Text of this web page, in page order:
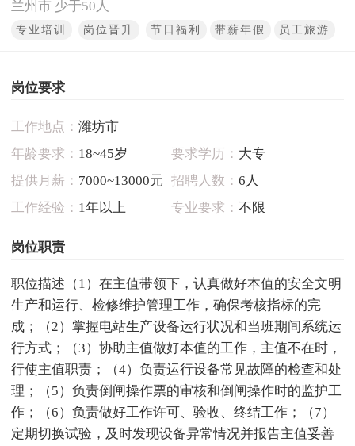
兰州市 少于50人
专业培训 岗位晋升 节日福利 带薪年假 员工旅游
岗位要求
工作地点： 潍坊市
年龄要求： 18~45岁 要求学历： 大专
提供月薪： 7000~13000元 招聘人数： 6人
工作经验： 1年以上 专业要求： 不限
岗位职责
职位描述（1）在主值带领下，认真做好本值的安全文明
生产和运行、检修维护管理工作，确保考核指标的完
成；（2）掌握电站生产设备运行状况和当班期间系统运
行方式；（3）协助主值做好本值的工作，主值不在时，
行使主值职责；（4）负责运行设备常见故障的检查和处
理；（5）负责倒闸操作票的审核和倒闸操作时的监护工
作；（6）负责做好工作许可、验收、终结工作；（7）
定期切换试验，及时发现设备异常情况并报告主值妥善